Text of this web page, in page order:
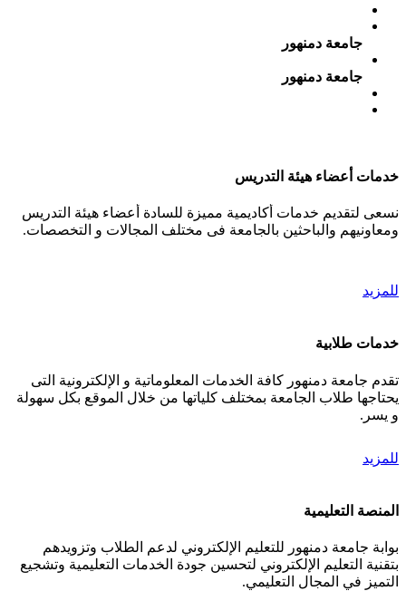
جامعة دمنهور
جامعة دمنهور
خدمات أعضاء هيئة التدريس
نسعى لتقديم خدمات أكاديمية مميزة للسادة أعضاء هيئة التدريس
ومعاونيهم والباحثين بالجامعة فى مختلف المجالات و التخصصات.
للمزيد
خدمات طلابية
تقدم جامعة دمنهور كافة الخدمات المعلوماتية و الإلكترونية التى
يحتاجها طلاب الجامعة بمختلف كلياتها من خلال الموقع بكل سهولة
و يسر.
للمزيد
المنصة التعليمية
بوابة جامعة دمنهور للتعليم الإلكتروني لدعم الطلاب وتزويدهم
بتقنية التعليم الإلكتروني لتحسين جودة الخدمات التعليمية وتشجيع
التميز في المجال التعليمي.